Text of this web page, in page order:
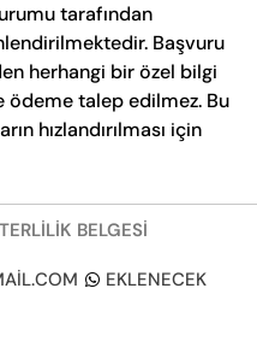
tarafından
Başvuru
herhangi bir özel bilgi
ödeme talep edilmez. Bu
hızlandırılması için
BELGESİ
EKLENECEK